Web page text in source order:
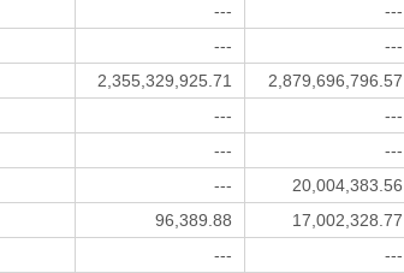
--- ---
--- ---
2,355,329,925.71 2,879,696,796.57
--- ---
--- ---
--- 20,004,383.56
96,389.88 17,002,328.77
--- ---